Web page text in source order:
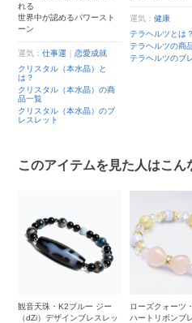
れる
世界中が認めるパワースト
ーン
運気：仕事運 ｜恋愛成就
クリスタル（本水晶）と
は？
クリスタル（本水晶）の商
品一覧
クリスタル（本水晶）のブ
レスレット
運気： 健康
テラヘルツとは？
テラヘルツの商
テラヘルツのブ
このアイテムを見た人はこ
観音天珠・K2ブルー ジー
（dZi）デザインブレスレッ
ローズクォーツ
ハートリボンブ